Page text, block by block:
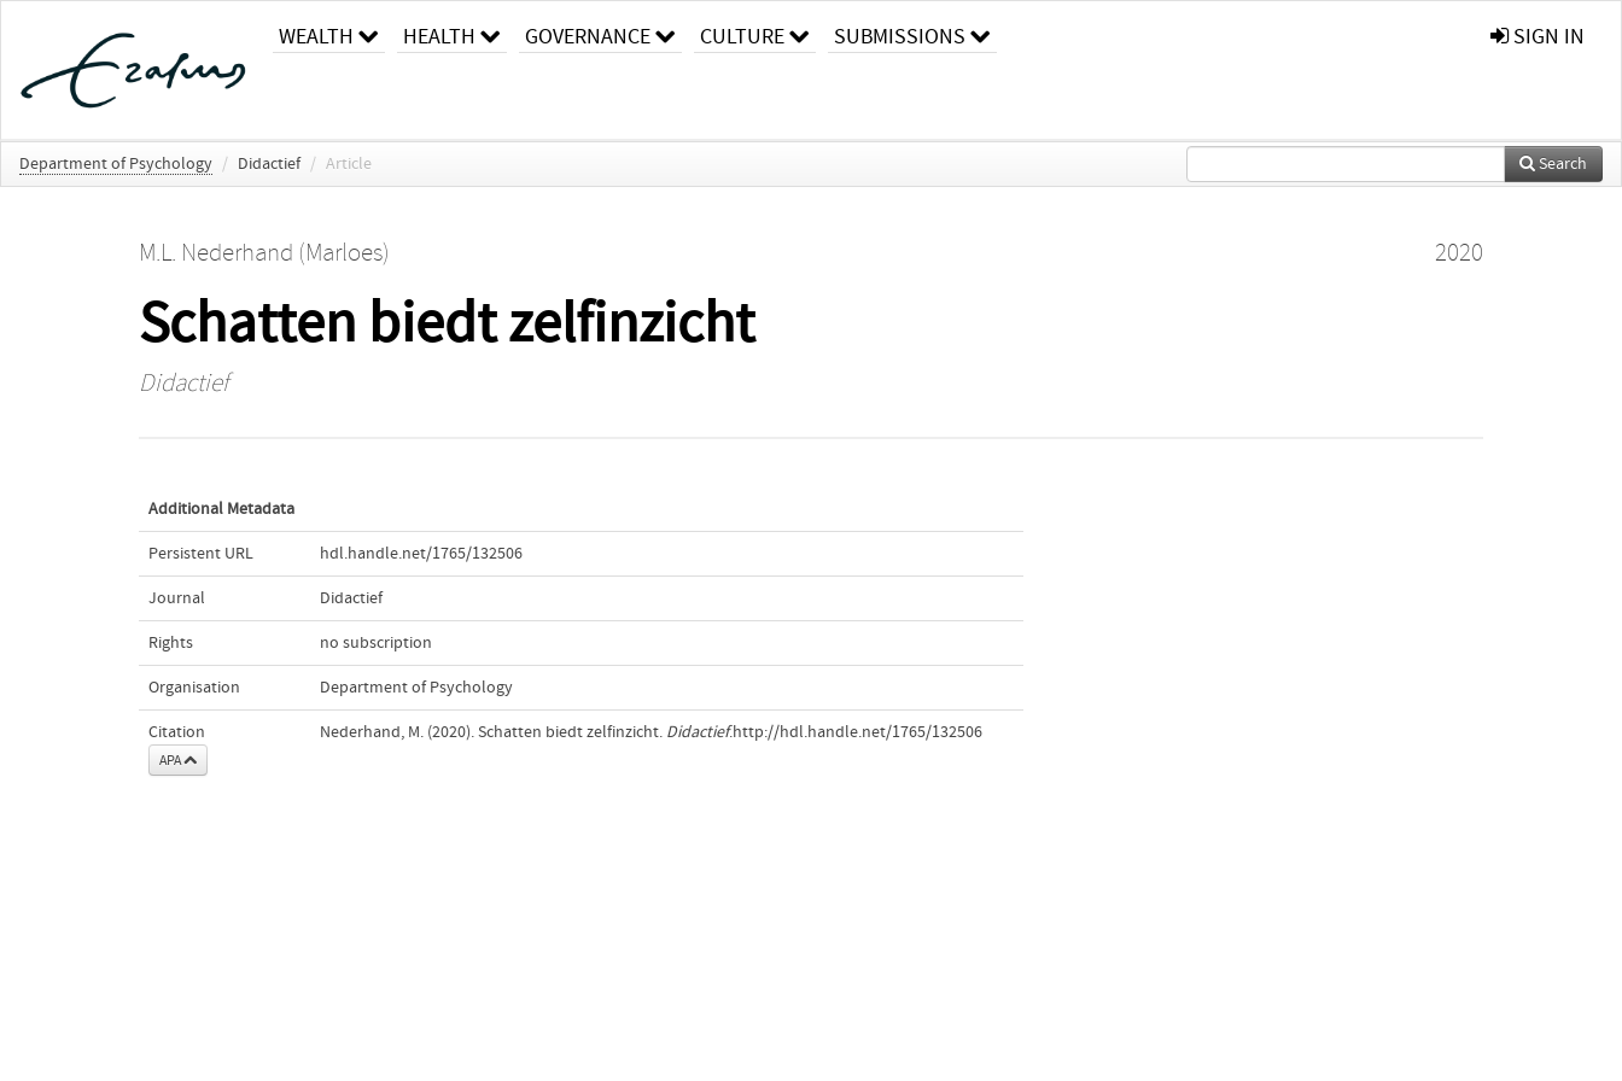
WEALTH HEALTH GOVERNANCE CULTURE SUBMISSIONS SIGN IN
Department of Psychology / Didactief / Article Search
M.L. Nederhand (Marloes) 2020
Schatten biedt zelfinzicht
Didactief
Additional Metadata
Persistent URL hdl.handle.net/1765/132506
Journal Didactief
Rights no subscription
Organisation Department of Psychology
Citation
APA
Nederhand, M. (2020). Schatten biedt zelfinzicht. Didactief.http://hdl.handle.net/1765/132506